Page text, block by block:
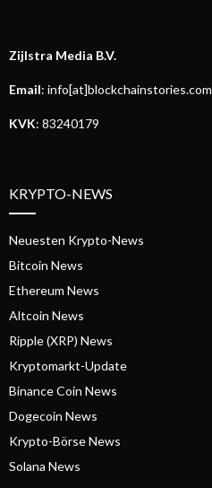
Zijlstra Media B.V.
Email: info[at]blockchainstories.com
KVK: 83240179
KRYPTO-NEWS
Neuesten Krypto-News
Bitcoin News
Ethereum News
Altcoin News
Ripple (XRP) News
Kryptomarkt-Update
Binance Coin News
Dogecoin News
Krypto-Börse News
Solana News